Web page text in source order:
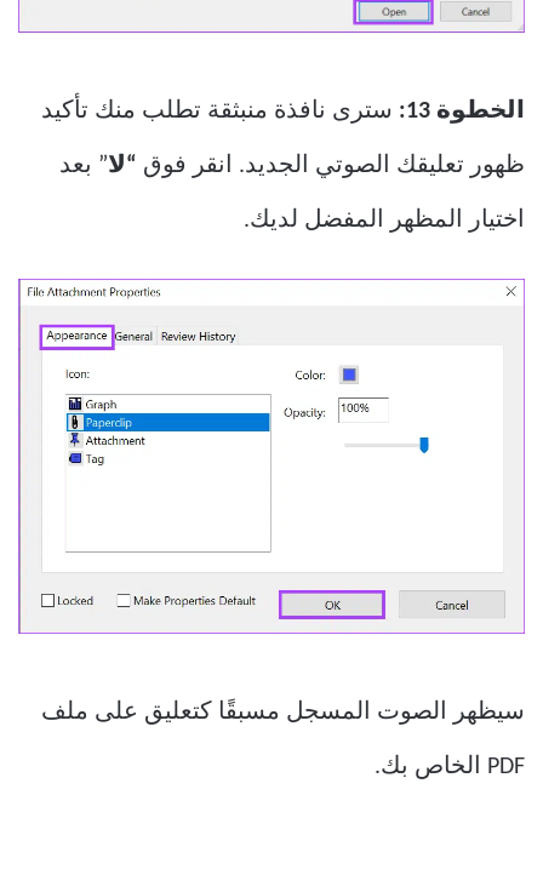
الخطوة 13: سترى نافذة منبثقة تطلب منك تأكيد
ظهور تعليقك الصوتي الجديد. انقر فوق “لا” بعد
اختيار المظهر المفضل لديك.
سيظهر الصوت المسجل مسبقًا كتعليق على ملف
PDF الخاص بك.